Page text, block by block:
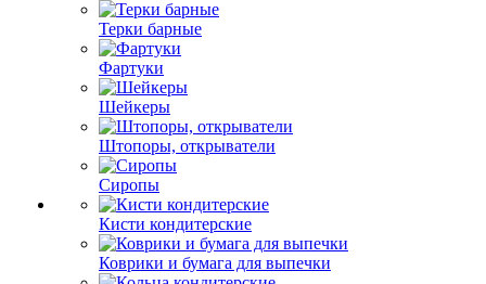
Терки барные
Фартуки
Шейкеры
Штопоры, открыватели
Сиропы
Кисти кондитерские
Коврики и бумага для выпечки